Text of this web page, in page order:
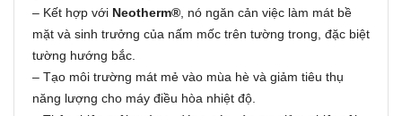
– Kết hợp với Neotherm® , nó ngăn cản việc làm mát bề
mặt và sinh trưởng của nấm mốc trên tường trong, đặc biệt
tường hướng bắc.
– Tạo môi trường mát mẻ vào mùa hè và giảm tiêu thụ
năng lượng cho máy điều hòa nhiệt độ.